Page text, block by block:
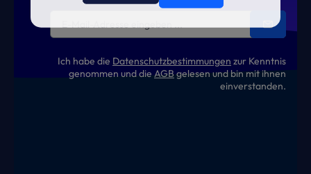
Ich habe die Datenschutzbestimmungen zur Kenntnis
genommen und die AGB gelesen und bin mit ihnen
einverstanden.